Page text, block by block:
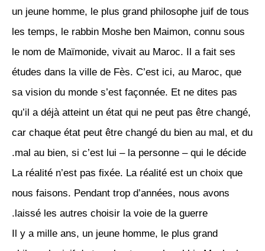
un jeune homme, le plus grand philosophe juif de tous
les temps, le rabbin Moshe ben Maimon, connu sous
le nom de Maïmonide, vivait au Maroc. Il a fait ses
études dans la ville de Fès. C’est ici, au Maroc, que
sa vision du monde s’est façonnée. Et ne dites pas
qu’il a déjà atteint un état qui ne peut pas être changé,
car chaque état peut être changé du bien au mal, et du
mal au bien, si c’est lui – la personne – qui le décide.
La réalité n’est pas fixée. La réalité est un choix que
nous faisons. Pendant trop d’années, nous avons
laissé les autres choisir la voie de la guerre.
Il y a mille ans, un jeune homme, le plus grand